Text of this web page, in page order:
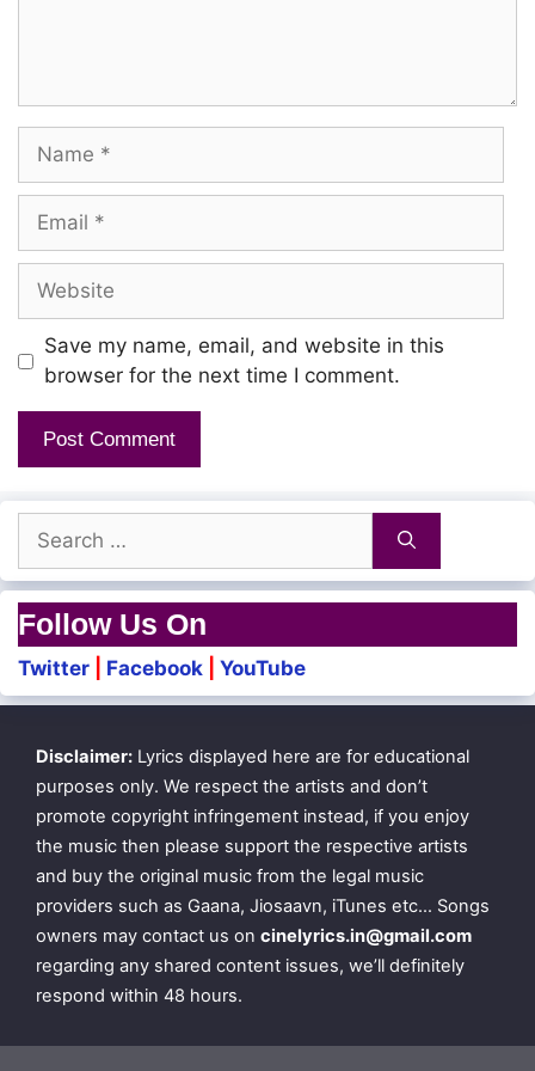
Oorum kurai sollalaama
Kaalam maarum kalakam yenamma
Iravillamal pagalum yethamma
Naan un pillai thaanamma
Naanum kanda kanavu nooraiyaa
Yenathu thaayum neengal thaanaiyaa
Yenai sernthadhu kodi mullaiyae
Idhu polae thunaiyum illaiyae
Ini nee yen tholil pillaiyae
Yennai paarthu oli veesu
Anaithen unnaiyae
Idhu thaai madiyae
Sumai pottu pesum oorendraal
Name
Email
Website
Save my name, email, and website in this
browser for the next time I comment.
Search
for:
Follow Us On
Twitter Facebook YouTube
Disclaimer: Lyrics displayed here are for educational
purposes only. We respect the artists and don’t
promote copyright infringement instead, if you enjoy
the music then please support the respective artists
and buy the original music from the legal music
providers such as Gaana, Jiosaavn, iTunes etc… Songs
owners may contact us on cinelyrics.in@gmail.com
regarding any shared content issues, we’ll definitely
respond within 48 hours.